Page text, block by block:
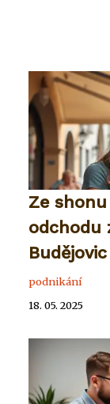
Ze
odchodu
Budějovic
podnikání
18. 05. 2025